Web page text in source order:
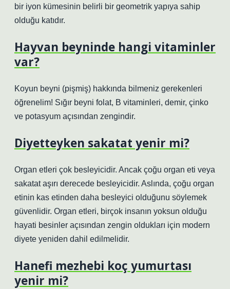
bir iyon kümesinin belirli bir geometrik yapıya sahip
olduğu katıdır.
Hayvan beyninde hangi vitaminler
var?
Koyun beyni (pişmiş) hakkında bilmeniz gerekenleri
öğrenelim! Sığır beyni folat, B vitaminleri, demir, çinko
ve potasyum açısından zengindir.
Diyetteyken sakatat yenir mi?
Organ etleri çok besleyicidir. Ancak çoğu organ eti veya
sakatat aşırı derecede besleyicidir. Aslında, çoğu organ
etinin kas etinden daha besleyici olduğunu söylemek
güvenlidir. Organ etleri, birçok insanın yoksun olduğu
hayati besinler açısından zengin oldukları için modern
diyete yeniden dahil edilmelidir.
Hanefi mezhebi koç yumurtası
yenir mi?